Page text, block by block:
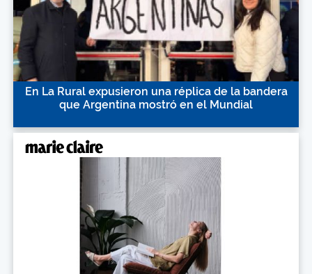
En La Rural expusieron una réplica de la bandera
que Argentina mostró en el Mundial